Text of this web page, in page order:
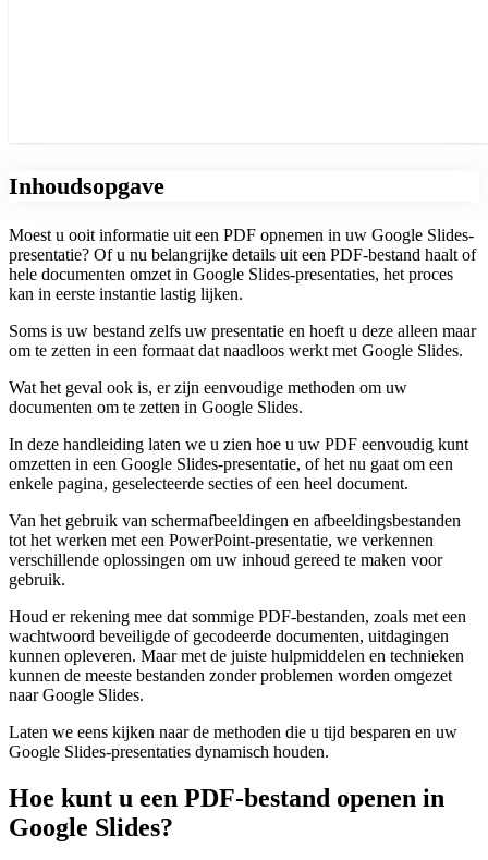
Inhoudsopgave
Moest u ooit informatie uit een PDF opnemen in uw Google Slides-
presentatie? Of u nu belangrijke details uit een PDF-bestand haalt of
hele documenten omzet in Google Slides-presentaties, het proces
kan in eerste instantie lastig lijken.
Soms is uw bestand zelfs uw presentatie en hoeft u deze alleen maar
om te zetten in een formaat dat naadloos werkt met Google Slides.
Wat het geval ook is, er zijn eenvoudige methoden om uw
documenten om te zetten in Google Slides.
In deze handleiding laten we u zien hoe u uw PDF eenvoudig kunt
omzetten in een Google Slides-presentatie, of het nu gaat om een
enkele pagina, geselecteerde secties of een heel document.
Van het gebruik van schermafbeeldingen en afbeeldingsbestanden
tot het werken met een PowerPoint-presentatie, we verkennen
verschillende oplossingen om uw inhoud gereed te maken voor
gebruik.
Houd er rekening mee dat sommige PDF-bestanden, zoals met een
wachtwoord beveiligde of gecodeerde documenten, uitdagingen
kunnen opleveren. Maar met de juiste hulpmiddelen en technieken
kunnen de meeste bestanden zonder problemen worden omgezet
naar Google Slides.
Laten we eens kijken naar de methoden die u tijd besparen en uw
Google Slides-presentaties dynamisch houden.
Hoe kunt u een PDF-bestand openen in
Google Slides?